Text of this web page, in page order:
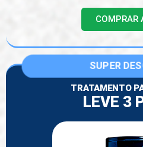
COMPRAR
SUPER
TRATAMENTO
LEVE 3